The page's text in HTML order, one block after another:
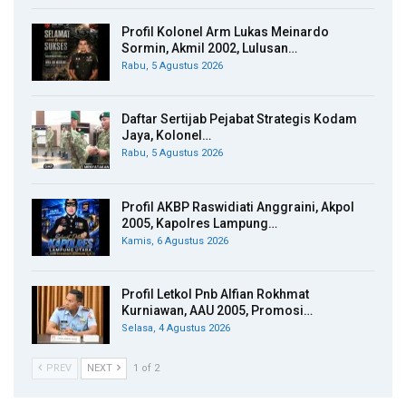
Profil Kolonel Arm Lukas Meinardo
Sormin, Akmil 2002, Lulusan…
Rabu, 5 Agustus 2026
Daftar Sertijab Pejabat Strategis Kodam
Jaya, Kolonel…
Rabu, 5 Agustus 2026
Profil AKBP Raswidiati Anggraini, Akpol
2005, Kapolres Lampung…
Kamis, 6 Agustus 2026
Profil Letkol Pnb Alfian Rokhmat
Kurniawan, AAU 2005, Promosi…
Selasa, 4 Agustus 2026
PREV NEXT 1 of 2